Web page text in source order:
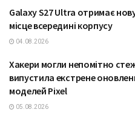
Galaxy S27 Ultra отримає
місце всередині корпусу
04.08.2026
Хакери могли непомітно
випустила екстрене
моделей Pixel
05.08.2026